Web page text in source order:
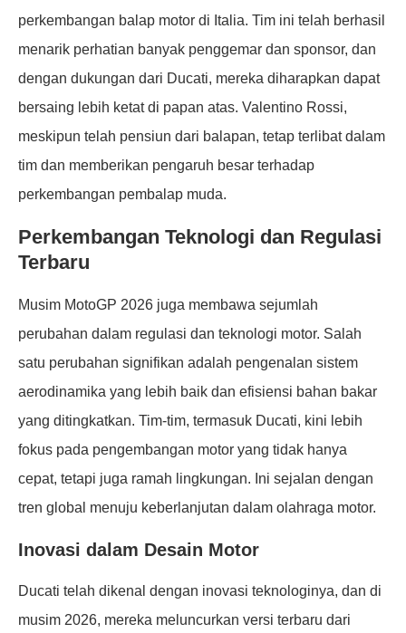
perkembangan balap motor di Italia. Tim ini telah berhasil
menarik perhatian banyak penggemar dan sponsor, dan
dengan dukungan dari Ducati, mereka diharapkan dapat
bersaing lebih ketat di papan atas. Valentino Rossi,
meskipun telah pensiun dari balapan, tetap terlibat dalam
tim dan memberikan pengaruh besar terhadap
perkembangan pembalap muda.
Perkembangan Teknologi dan Regulasi
Terbaru
Musim MotoGP 2026 juga membawa sejumlah
perubahan dalam regulasi dan teknologi motor. Salah
satu perubahan signifikan adalah pengenalan sistem
aerodinamika yang lebih baik dan efisiensi bahan bakar
yang ditingkatkan. Tim-tim, termasuk Ducati, kini lebih
fokus pada pengembangan motor yang tidak hanya
cepat, tetapi juga ramah lingkungan. Ini sejalan dengan
tren global menuju keberlanjutan dalam olahraga motor.
Inovasi dalam Desain Motor
Ducati telah dikenal dengan inovasi teknologinya, dan di
musim 2026, mereka meluncurkan versi terbaru dari